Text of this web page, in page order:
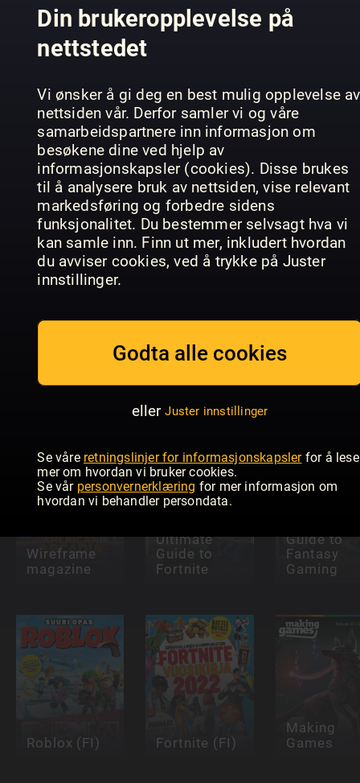
Din brukeropplevelse på
nettstedet
Vi ønsker å gi deg en best mulig opplevelse av
nettsiden vår. Derfor samler vi og våre
samarbeidspartnere inn informasjon om
besøkene dine ved hjelp av
informasjonskapsler (cookies). Disse brukes
til å analysere bruk av nettsiden, vise relevant
markedsføring og forbedre sidens
funksjonalitet. Du bestemmer selvsagt hva vi
kan samle inn. Finn ut mer, inkludert hvordan
du avviser cookies, ved å trykke på Juster
innstillinger.
Godta alle cookies
eller Juster innstillinger
Se våre retningslinjer for informasjonskapslerfor å lese
mer om hvordan vi bruker cookies.
Se vår personvernerklæring for mer informasjon om
hvordan vi behandler persondata.
Annual
Minecraft
PC Games
Hardware
Sonderhefte
The Art Of
Gaming Pokemon
Know About
Ultimate
Minecraft
Wireframe
magazine
Ultimate
Guide to
Fortnite
Guide to
Fantasy
Gaming
Roblox (FI) Fortnite (FI)
Making
Games